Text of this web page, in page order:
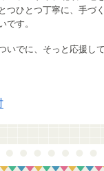
つひとつ丁寧に、手づ
です。
いでに、そっと応援し